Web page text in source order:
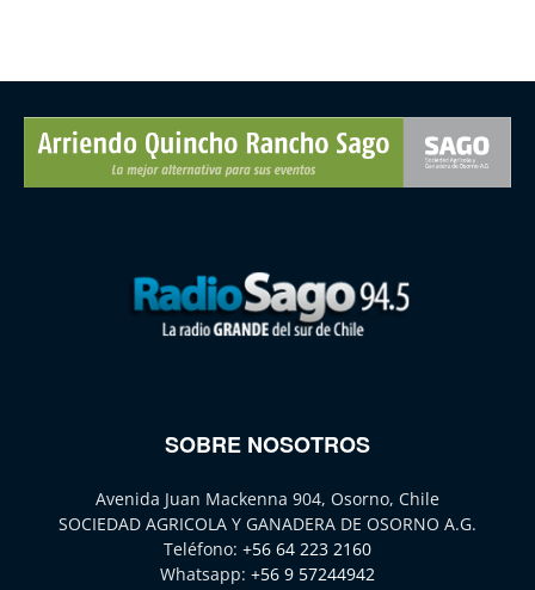
SOBRE NOSOTROS
Avenida Juan Mackenna 904, Osorno, Chile
SOCIEDAD AGRICOLA Y GANADERA DE OSORNO A.G.
Teléfono: +56 64 223 2160
Whatsapp: +56 9 57244942